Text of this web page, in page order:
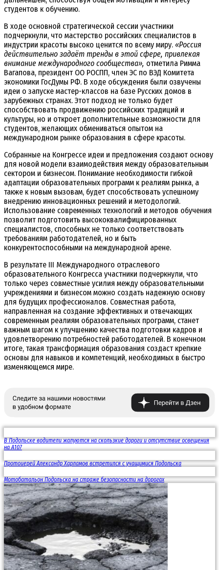
студентов к обучению.
В ходе основной стратегической сессии участники
подчеркнули, что мастерство российских специалистов в
индустрии красоты высоко ценится по всему миру. «Россия
действительно задаёт тренды в этой сфере, привлекая
внимание международного сообщества», отметила Римма
Вагапова, президент ОО РОСПП, член ЭС по ВЭД Комитета
экономики ГосДумы РФ. В ходе обсуждения были озвучены
идеи о запуске мастер-классов на базе Русских домов в
зарубежных странах. Этот подход не только будет
способствовать продвижению российских традиций и
культуры, но и откроет дополнительные возможности для
студентов, желающих обмениваться опытом на
международном рынке образования в сфере красоты.
Собранные на Конгрессе идеи и предложения создают основу
для новой модели взаимодействия между образовательным
сектором и бизнесом. Понимание необходимости гибкой
адаптации образовательных программ к реалиям рынка, а
также к новым вызовам, будет способствовать успешному
внедрению инновационных решений и методологий.
Использование современных технологий и методов обучения
позволит подготовить высококвалифицированных
специалистов, способных не только соответствовать
требованиям работодателей, но и быть
конкурентоспособными на международной арене.
В результате III Международного отраслевого
образовательного Конгресса участники подчеркнули, что
только через совместные усилия между образовательными
учреждениями и бизнесом можно создать надежную основу
для будущих профессионалов. Совместная работа,
направленная на создание эффективных и отвечающих
современным реалиям образовательных программ, станет
важным шагом к улучшению качества подготовки кадров и
удовлетворению потребностей работодателей. В конечном
итоге, такая трансформация образования создаст крепкие
основы для навыков и компетенций, необходимых в быстро
изменяющемся мире.
В Подольске водители жалуются на скользкие дороги и отсутствие освещения
на А107
Протоиерей Александр Харламов встретился с учащимися Подольска
Мотобатальон Подольска на страже безопасности на дорогах